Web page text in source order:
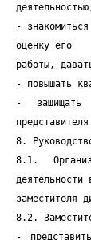
-
оценку его
работы,
- повышать
- защищать
8.
8.1.
деятельности
заместителя
8.2.
-